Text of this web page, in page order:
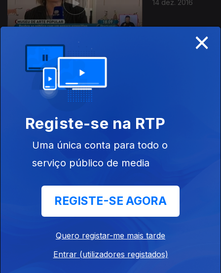
14 dez. 2016
09 dez. 2016
×
Registe-se na RTP
Uma única conta para todo o
serviço público de media
REGISTE-SE AGORA
Quero registar-me mais tarde
Entrar (utilizadores registados)